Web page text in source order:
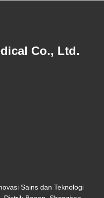
Co., Ltd.
Sains dan Teknologi